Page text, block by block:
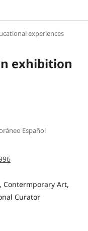
experiences
exhibition
Español
Contermporary Art,
Curator